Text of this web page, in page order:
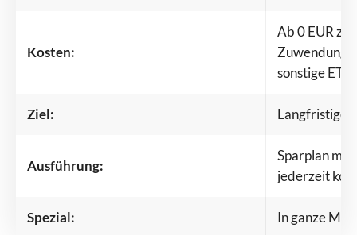
Kosten:
Ab 0 EUR
sonstige
Ziel: Langfristiger
Ausführung:
Sparplan
jederzeit
Spezial: In ganze